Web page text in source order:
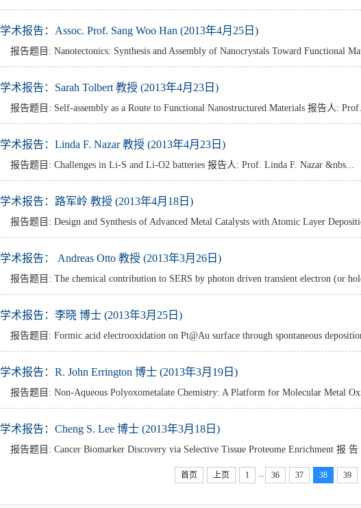
学术报告：Assoc. Prof. Sang Woo Han (2013年4月25日)
报告题目: Nanotectonics: Synthesis and Assembly of Nanocrystals Toward Functional
学术报告：Sarah Tolbert 教授 (2013年4月23日)
报告题目: Self-assembly as a Route to Functional Nanostructured Materials 报告人:
学术报告：Linda F. Nazar 教授 (2013年4月23日)
报告题目: Challenges in Li-S and Li-O2 batteries 报告人: Prof. Linda F. Nazar &nbs...
学术报告：路军岭 教授 (2013年4月18日)
报告题目: Design and Synthesis of Advanced Metal Catalysts with Atomic Layer
学术报告： Andreas Otto 教授 (2013年3月26日)
报告题目: The chemical contribution to SERS by photon driven transient electron (or
学术报告：李晓 博士 (2013年3月25日)
报告题目: Formic acid electrooxidation on Pt@Au surface through spontaneous
学术报告：R. John Errington 博士 (2013年3月19日)
报告题目: Non-Aqueous Polyoxometalate Chemistry: A Platform for Molecular Metal
学术报告：Cheng S. Lee 博士 (2013年3月18日)
报告题目: Cancer Biomarker Discovery via Selective Tissue Proteome Enrichment 报
首页 上页 1 ... 36 37 38 39